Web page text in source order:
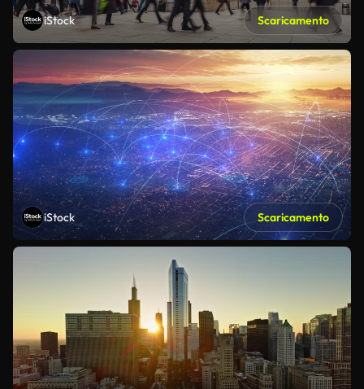
iStock Scaricamento
iStock Scaricamento